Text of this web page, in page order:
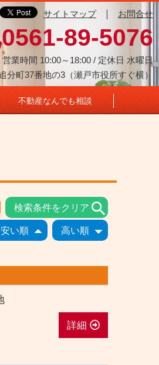
お問合せ
｜
サイトマップ
0561-89-5076
営業時間 10:00～18:00 / 定休日 水曜日
分町37番地の3（瀬戸市役所すぐ横）
不動産なんでも相談
検索条件をクリア 
安い順  高い順 
詳細